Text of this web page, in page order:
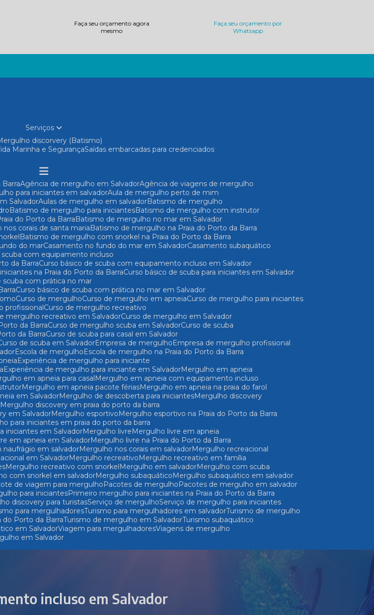
Faça seu orçamento agora
mesmo
Faça seu orçamento por
Whatsapp
Serviços
Mergulho discorvery (Batismo)
Marinha e Segurança Saídas embarcadas para credenciados
Barra Agência de mergulho em Salvador Agência de viagens de mergulho
para iniciantes em salvador Aula de mergulho perto de mim
Salvador Aulas de mergulho em salvador
Batismo de mergulho
Batismo de mergulho para iniciantes
Batismo de mergulho com instrutor
do Porto da Barra
Batismo de mergulho no mar em Salvador
nos corais de santa maria
Batismo de mergulho na Praia do Porto da Barra
Batismo de mergulho com snorkel na Praia do Porto da Barra
do mar Casamento no fundo do mar em Salvador
Casamento subaquático
scuba com equipamento incluso
da Barra
Curso básico de scuba com equipamento incluso em Salvador
iniciantes na Praia do Porto da Barra
Curso básico de scuba para iniciantes em Salvador
scuba com prática no mar
Curso básico de scuba com prática no mar em Salvador
Curso de mergulho Curso de mergulho em apneia
Curso de mergulho para iniciantes
profissional
Curso de mergulho recreativo
mergulho recreativo em Salvador
Curso de mergulho em Salvador
da Barra Curso de mergulho scuba em Salvador
Curso de scuba
da Barra
Curso de scuba para casal em Salvador
Curso de scuba em Salvador Empresa de mergulho
Empresa de mergulho profissional
Escola de mergulho
Escola de mergulho na Praia do Porto da Barra
Experiência de mergulho para iniciante
Experiência de mergulho para iniciante em Salvador
Mergulho em apneia
em apneia para casal
Mergulho em apneia com equipamento incluso
Mergulho em apneia pacote férias
Mergulho em apneia na praia do farol
em Salvador Mergulho de descoberta para iniciantes
Mergulho discovery
Mergulho discovery em praia do porto da barra
em Salvador Mergulho esportivo
Mergulho esportivo na Praia do Porto da Barra
para iniciantes em praia do porto da barra
iniciantes em Salvador Mergulho livre
Mergulho livre em apneia
em apneia em Salvador
Mergulho livre na Praia do Porto da Barra
naufrágio em salvador Mergulho nos corais em salvador
Mergulho recreacional
em Salvador Mergulho recreativo
Mergulho recreativo em família
Mergulho recreativo com snorkel Mergulho em salvador
Mergulho com scuba
com snorkel em salvador Mergulho subaquático
Mergulho subaquático em salvador
de viagem para mergulho Pacotes de mergulho
Pacotes de mergulho em salvador
para iniciantes
Primeiro mergulho para iniciantes na Praia do Porto da Barra
discovery para turistas Serviço de mergulho Serviço de mergulho para iniciantes
para mergulhadores Turismo para mergulhadores em salvador Turismo de mergulho
do Porto da Barra Turismo de mergulho em Salvador Turismo subaquático
em Salvador Viagem para mergulhadores Viagens de mergulho
em Salvador
incluso em Salvador